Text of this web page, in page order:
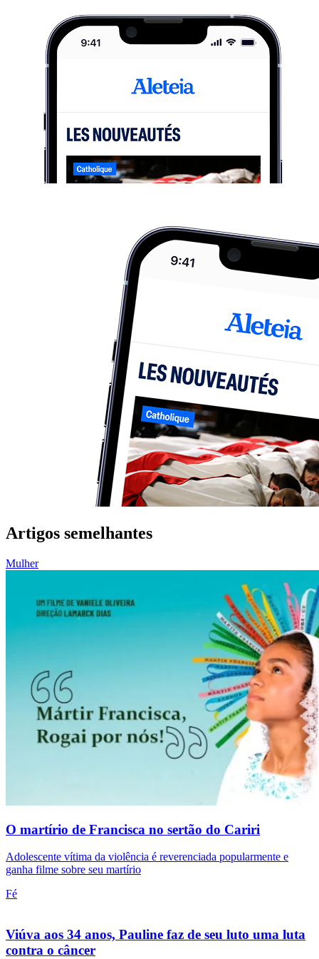
Artigos semelhantes
Mulher
O martírio de Francisca no sertão do Cariri
Adolescente vítima da violência é reverenciada popularmente e
ganha filme sobre seu martírio
Fé
Viúva aos 34 anos, Pauline faz de seu luto uma luta
contra o câncer